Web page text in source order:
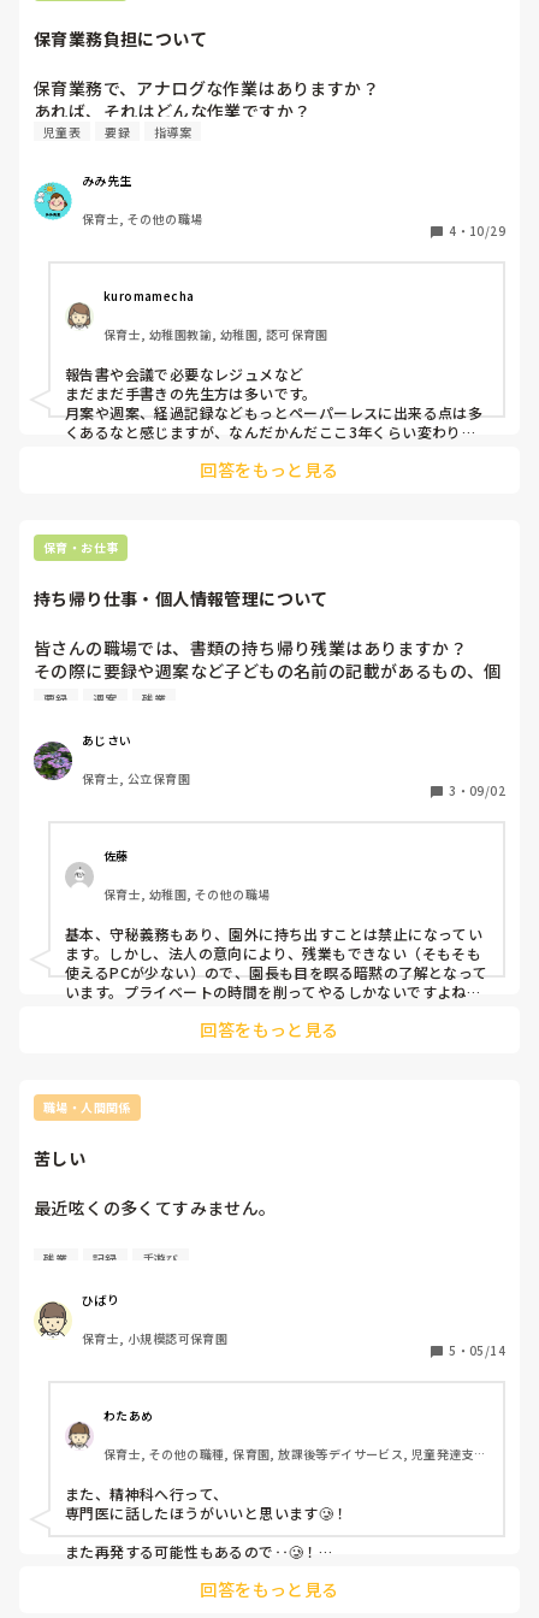
ここ良かった、こうすれば効率良いよ、など教えていただけ
今後の使い方の参考にしたいのでよろしくお願いします。
保育業務負担について
保育業務で、アナログな作業はありますか？
あれば、それはどんな作業ですか？
児童表 要録 指導案
みみ先生
保育士, その他の職場
4 ・ 10/29
kuromamecha
保育士, 幼稚園教諭, 幼稚園, 認可保育園
報告書や会議で必要なレジュメなど
まだまだ手書きの先生方は多いです。
月案や週案、経過記録などもっとペーパーレスに出来る点は多
くあるなと感じますが、なんだかんだここ3年くらい変わりま
回答をもっと見る
保育・お仕事
持ち帰り仕事・個人情報管理について
皆さんの職場では、書類の持ち帰り残業はありますか？
その際に要録や週案など子どもの名前の記載があるもの、個
人情報に関わるものなどを園から持ち出すことは可能なルー
・ダメだけれども実質持ち帰ってる
・絶対に禁止
など、現状を共有いただけると大変参考になります。
よろしくお願いします。
要録 週案 残業
あじさい
保育士, 公立保育園
3 ・ 09/02
佐藤
保育士, 幼稚園, その他の職場
基本、守秘義務もあり、園外に持ち出すことは禁止になってい
ます。しかし、法人の意向により、残業もできない（そもそも
使えるPCが少ない）ので、園長も目を瞑る暗黙の了解となって
います。プライベートの時間を削ってやるしかないですよね
回答をもっと見る
職場・人間関係
苦しい
最近呟くの多くてすみません。
・連日の残業続き
った）
・保育の仕方、その日の職員の配置決め、保護者対応
これら全てが要因だと思いますが、最近何をしても楽しいと
思えず、家で1人でいると何故か涙が出てきて、そこから止
まることが出来ず嗚咽が出るまで泣き続けてしまいました。
何でこんなに苦しいんだろう、何がそんなに辛いんだろう。
子どもたちの前で手遊びして、絵本読んで、一緒に遊んでる
時も笑うことはできても喉に何かがつっかえてるような感覚
で少し息苦しくて。
職員の人たちは皆さん良い人たちばかりなのですが、1人だ
の人と組む時に動悸が早くなったり、思うように力が発揮で
残業 記録 手遊び
ひばり
保育士, 小規模認可保育園
5 ・ 05/14
わたあめ
保育士, その他の職種, 保育園, 放課後等デイサービス, 児童発達支援
また、精神科へ行って、
専門医に話したほうがいいと思います🥲！
また再発する可能性もあるので‥🥲！
病状は、入社前にお話してるはずですので、もしドクタースト
回答をもっと見る